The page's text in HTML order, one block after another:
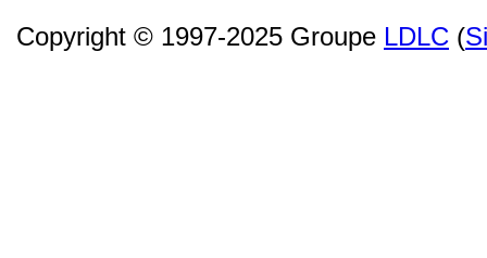
Copyright © 1997-2025 Groupe LDLC (